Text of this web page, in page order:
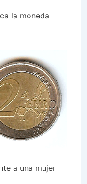
la moneda
a una mujer